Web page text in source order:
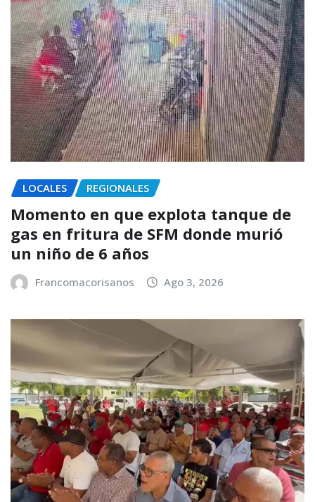
LOCALES REGIONALES
Momento en que explota tanque de
gas en fritura de SFM donde murió
un niño de 6 años
Francomacorisanos Ago 3, 2026